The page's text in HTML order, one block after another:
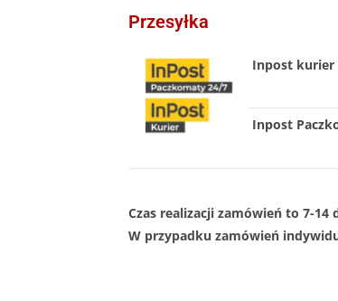
Przesyłka
Inpost kurier
Inpost
Czas realizacji zamówień to 7-14
W przypadku zamówień